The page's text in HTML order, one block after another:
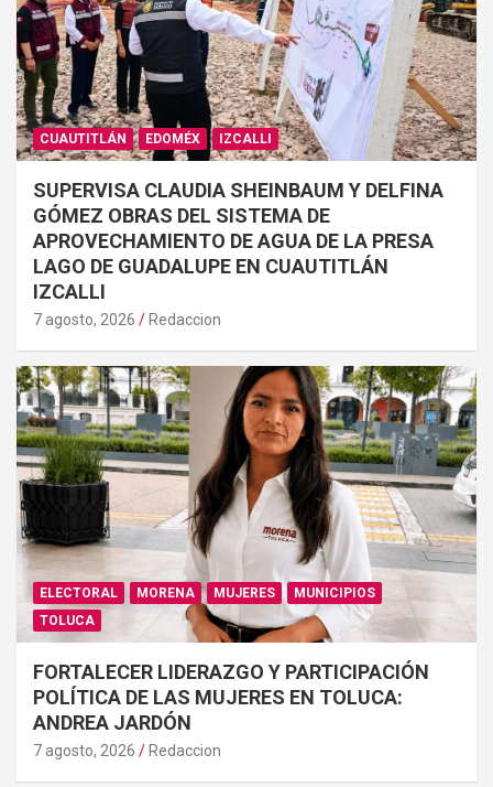
CUAUTITLÁN EDOMÉX IZCALLI
SUPERVISA CLAUDIA SHEINBAUM Y DELFINA
GÓMEZ OBRAS DEL SISTEMA DE
APROVECHAMIENTO DE AGUA DE LA PRESA
LAGO DE GUADALUPE EN CUAUTITLÁN
IZCALLI
7 agosto, 2026 Redaccion
ELECTORAL MORENA MUJERES
MUNICIPIOS
TOLUCA
FORTALECER LIDERAZGO Y PARTICIPACIÓN
POLÍTICA DE LAS MUJERES EN TOLUCA:
ANDREA JARDÓN
7 agosto, 2026 Redaccion